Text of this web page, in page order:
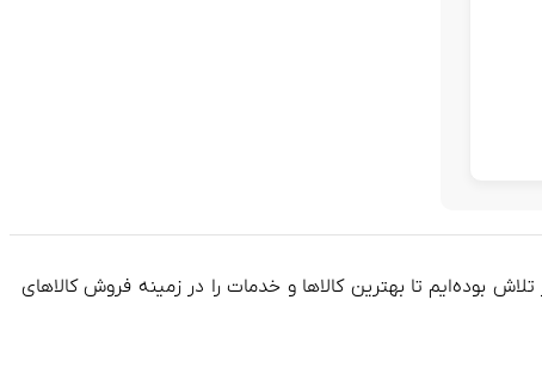
فعالیت خود را به صورت آنلاین آغاز کرده و در طول این 8 سال، همواره در تلاش بوده‌ایم تا بهترین کالاها و خدمات را در زمینه فروش کالاهای